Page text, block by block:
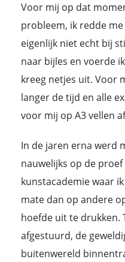
Voor mij op dat
probleem, ik redde
eigenlijk niet echt bij
naar bijles en voerde
kreeg netjes uit. Voor
langer de tijd en alle
voor mij op A3 vellen
In de jaren erna werd
nauwelijks op de
kunstacademie waar
mate dan op andere
hoefde uit te drukken.
afgestuurd, de
buitenwereld